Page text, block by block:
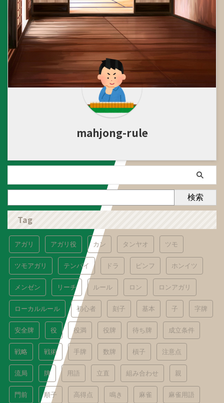
mahjong-rule
検索
Tag
アガリ アガリ役 カン タンヤオ ツモ
ツモアガリ テンパイ ドラ ピンフ ホンイツ
メンゼン リーチ ルール ロン ロンアガリ
ローカルルール 初心者 刻子 基本 子 字牌
安全牌 役 役満 役牌 待ち牌 成立条件
戦略 戦術 手牌 数牌 槓子 注意点
流局 牌 用語 立直 組み合わせ 親
門前 順子 高得点 鳴き 麻雀 麻雀用語